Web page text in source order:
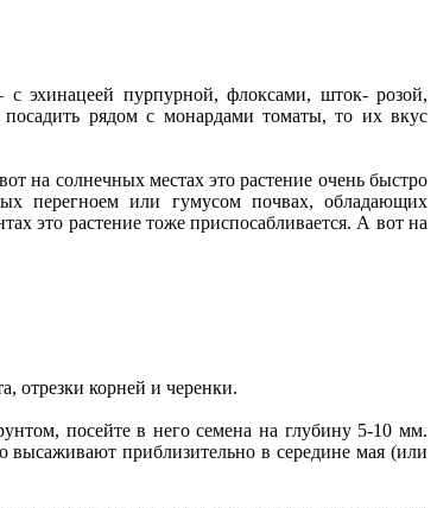
эхинацеей пурпурной, флоксами, шток- розой,
рядом с монардами томаты, то их вкус
на солнечных местах это растение очень быстро
перегноем или гумусом почвах, обладающих
это растение тоже приспосабливается. А вот на
отрезки корней и черенки.
посейте в него семена на глубину 5-10 мм.
приблизительно в середине мая (или